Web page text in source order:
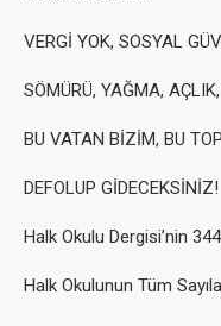
VERGİ YOK, SOSYAL
SÖMÜRÜ, YAĞMA,
BU VATAN BİZİM, BU
DEFOLUP GİDECEKSİNİZ!
Halk Okulu Dergisi’nin
Halk Okulunun Tüm